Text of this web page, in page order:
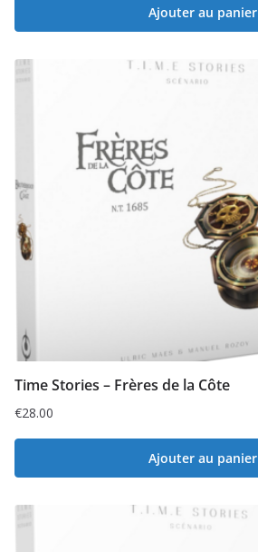
Ajouter au panier
Time Stories – Frères de la Côte
€28.00
Ajouter au panier